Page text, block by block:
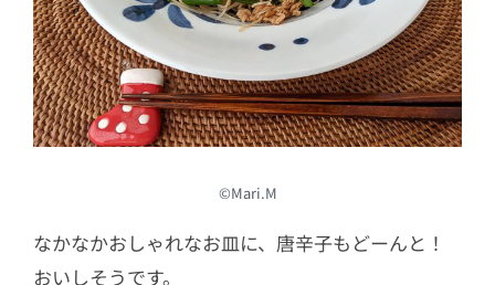
©Mari.M
なかなかおしゃれなお皿に、唐辛子もどーんと！
おいしそうです。